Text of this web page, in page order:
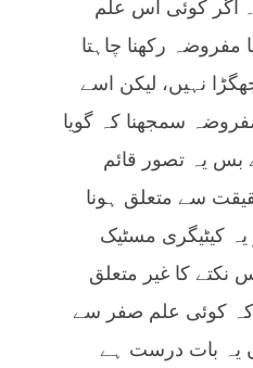
اگر کوئی اس علم
مفروضہ رکھنا چاہتا
نہیں، لیکن اسے
سمجھنا کہ گویا
یہ تصور قائم
سے متعلق ہونا
یہ کیٹیگری مسٹیک
کا غیر متعلق
کہ کوئی علم صفر سے
یہ بات درست ہے